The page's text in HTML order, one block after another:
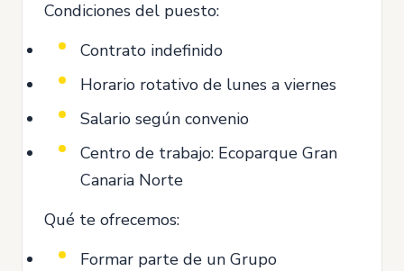
Condiciones del puesto:
Contrato indefinido
Horario rotativo de lunes a viernes
Salario según convenio
Centro de trabajo: Ecoparque Gran
Canaria Norte
Qué te ofrecemos:
Formar parte de un Grupo